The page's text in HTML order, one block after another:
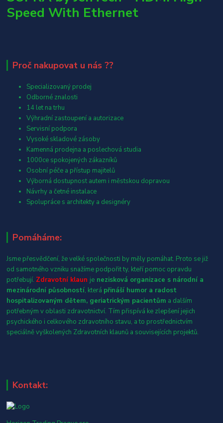
Speed With Ethernet
Proč nakupovat u nás ??
Specializovaný prodej
Odborné znalosti
14 let na trhu
Výhradní zastoupení a autorizace
Servisní podpora
Vysoké skladové zásoby
Kamenná prodejna a poslechová studia
1000ce spokojených zákazníků
Osobní péče a přístup majitelů
Výborná dostupnost autem i městskou dopravou
Návrhy a četné instalace
Spolupráce s architekty a designéry
Pomáháme:
Jsme přesvědčení, že velké společnosti by měly pomáhat. Proto se již
od samotného vzniku snažíme podpořit ty, kteří pomoc opravdu
potřebují. Zdravotní klaun je nezisková organizace s národní a
mezinárodní působností, která přináší humor a radost
hospitalizovaným dětem, geriatrickým pacientům a dalším
potřebným v oblasti zdravotnictví. Tím přispívá ke zlepšení jejich
psychického i celkového zdravotního stavu, a to prostřednictvím
speciálně vyškolených Zdravotních klaunů a souvisejících projektů.
Kontakt: